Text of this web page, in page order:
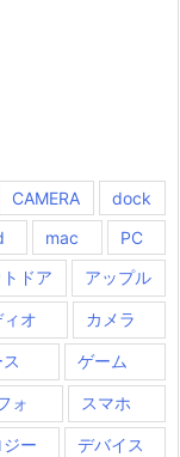
CAMERA
dock
mac
PC
ドア アップル
オ カメラ
ゲーム
ォ スマホ
ー デバイス